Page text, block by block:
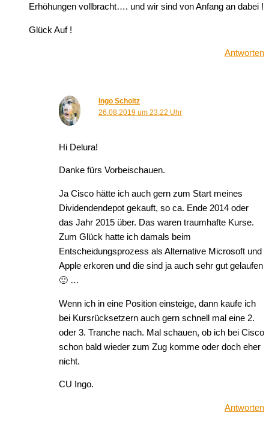
Erhöhungen vollbracht…. und wir sind von Anfang an dabei !
Glück Auf !
Antworten
Ingo Scholtz
26.08.2019 um 23:22 Uhr
Hi Delura!
Danke fürs Vorbeischauen.
Ja Cisco hätte ich auch gern zum Start meines
Dividendendepot gekauft, so ca. Ende 2014 oder
das Jahr 2015 über. Das waren traumhafte Kurse.
Zum Glück hatte ich damals beim
Entscheidungsprozess als Alternative Microsoft und
Apple erkoren und die sind ja auch sehr gut gelaufen
🙂 …
Wenn ich in eine Position einsteige, dann kaufe ich
bei Kursrücksetzern auch gern schnell mal eine 2.
oder 3. Tranche nach. Mal schauen, ob ich bei Cisco
schon bald wieder zum Zug komme oder doch eher
nicht.
CU Ingo.
Antworten